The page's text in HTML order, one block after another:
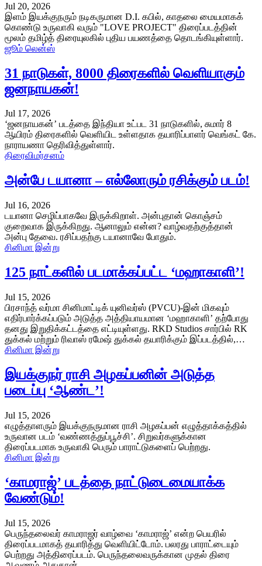
Jul 20, 2026
இளம் இயக்குநரும் நடிகருமான D.I. கபில், காதலை மையமாகக்
கொண்டு உருவாகி வரும் "LOVE PROJECT" திரைப்படத்தின்
மூலம் தமிழ்த் திரையுலகில் புதிய பயணத்தை தொடங்கியுள்ளார்.
ஜூம் லென்ஸ்
31 நாடுகள், 8000 திரைகளில் வெளியாகும்
ஜனநாயகன்!
Jul 17, 2026
‘ஜனநாயகன்’ படத்தை இந்தியா உட்பட 31 நாடுகளில், சுமார் 8
ஆயிரம் திரைகளில் வெளியிட உள்ளதாக தயாரிப்பாளர் வெங்கட் கே.
நாராயணா தெரிவித்துள்ளார்.
திரைவிமர்சனம்
அன்பே டயானா – எல்லோரும் ரசிக்கும் படம்!
Jul 16, 2026
டயானா செழிப்பாகவே இருக்கிறாள். அன்புதான் கொஞ்சம்
குறைவாக இருக்கிறது. ஆனாலும் என்ன? வாழ்வதற்குத்தான்
அன்பு தேவை. ரசிப்பதற்கு டயானாவே போதும்.
சினிமா இன்று
125 நாட்களில் படமாக்கப்பட்ட ‘மஹாகாளி’!
Jul 15, 2026
பிரசாந்த் வர்மா சினிமாட்டிக் யுனிவர்ஸ் (PVCU)-இன் மிகவும்
எதிர்பார்க்கப்படும் அடுத்த அத்தியாயமான ‘மஹாகாளி’ தற்போது
தனது இறுதிக்கட்டத்தை எட்டியுள்ளது. RKD Studios சார்பில் RK
துக்கல் மற்றும் ரிவாஸ் ரமேஷ் துக்கல் தயாரிக்கும் இப்படத்தில்,…
சினிமா இன்று
இயக்குநர் ராசி அழகப்பனின் அடுத்த
படைப்பு ‘ஆண்ட’!
Jul 15, 2026
எழுத்தாளரும் இயக்குநருமான ராசி அழகப்பன் எழுத்தாக்கத்தில்
உருவான படம் ‘வண்ணத்துப்பூச்சி’. சிறுவர்களுக்கான
திரைப்படமாக உருவாகி பெரும் பாராட்டுகளைப் பெற்றது.
சினிமா இன்று
‘காமராஜ்’ படத்தை நாட்டுடைமையாக்க
வேண்டும்!
Jul 15, 2026
பெருந்தலைவர் காமராஜர் வாழ்வை ‘காமராஜ்’ என்ற பெயரில்
திரைப்படமாகத் தயாரித்து வெளியிட்டோம். பலரது பாராட்டையும்
பெற்றது அத்திரைப்படம். பெருந்தலைவருக்கான முதல் திரை